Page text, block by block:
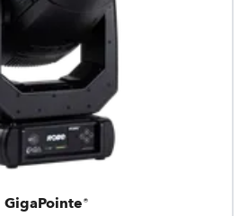
GigaPointe®